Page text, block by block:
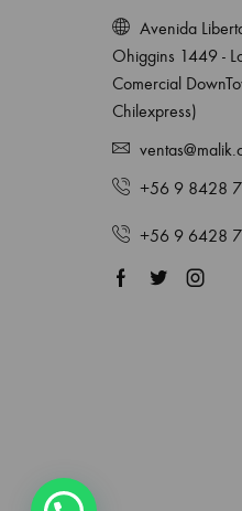
Avenida
Ohiggins 1449 -
Comercial
Chilexpress)
+56 9 8428
+56 9 6428